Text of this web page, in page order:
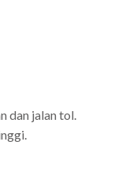
dan jalan tol.